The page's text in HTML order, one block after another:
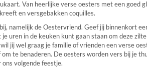
Van heerlijke verse oesters met een goed
en versgebakken coquilles.
namelijk de Oestervriend. Geef jij binnenkort
uren in de keuken kunt gaan staan om deze
jij wel graag je familie of vrienden een verse
te benaderen. De oesters worden vers bij je
volgende feestje.